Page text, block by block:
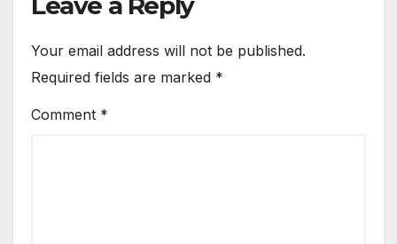
Your email address will not be published.
Required fields are marked *
Comment *